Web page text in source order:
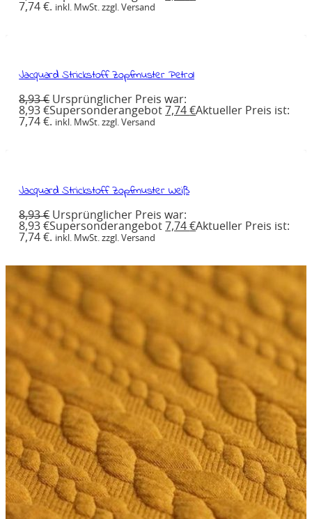
7,74 €. inkl. MwSt. zzgl. Versand
Jacquard Strickstoff Zopfmuster Petrol
8,93€ Ursprünglicher Preis war:
8,93 €Supersonderangebot 7,74€Aktueller Preis ist:
7,74 €. inkl. MwSt. zzgl. Versand
Jacquard Strickstoff Zopfmuster Weiß
8,93€ Ursprünglicher Preis war:
8,93 €Supersonderangebot 7,74€Aktueller Preis ist:
7,74 €. inkl. MwSt. zzgl. Versand